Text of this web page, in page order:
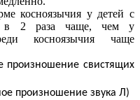
косноязычия у детей с
в 2 раза чаще, чем у
косноязычия чаще
произношение свистящих
произношение звука Л)